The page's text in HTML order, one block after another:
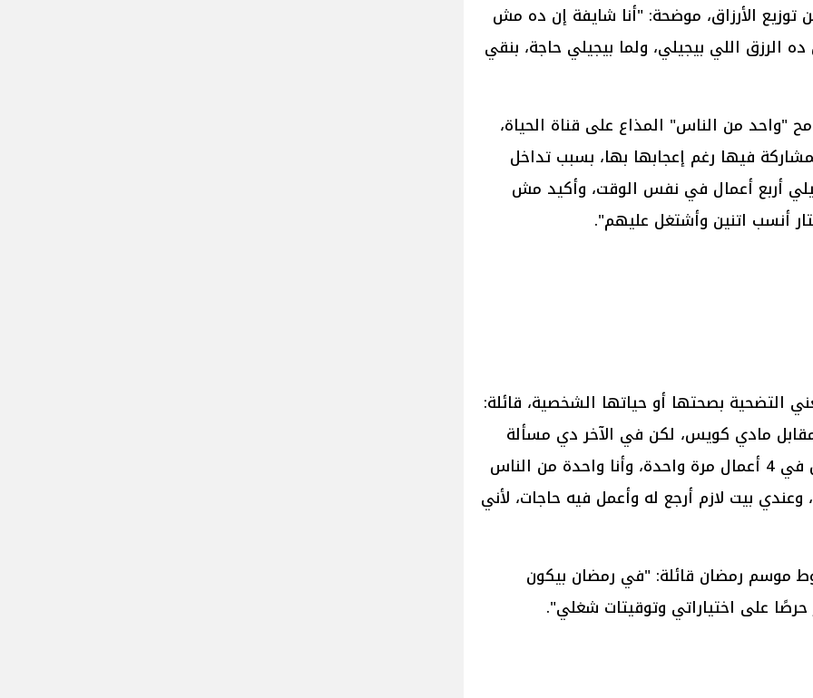
الأرزاق، موضحة: "أنا شايفة إن ده مش
الرزق اللي بيجيلي، ولما بيجيلي حاجة، بنقي
"واحد من الناس" المذاع على قناة الحياة،
فيها رغم إعجابها بها، بسبب تداخل
أربع أعمال في نفس الوقت، وأكيد مش
أنسب اتنين وأشتغل عليهم".
التضحية بصحتها أو حياتها الشخصية، قائلة:
مادي كويس، لكن في الآخر دي مسألة
التزام. مش كل الناس تقدر تشتغل في 4 أعمال مرة واحدة، وأنا واحدة من الناس
بيت لازم أرجع له وأعمل فيه حاجات، لأني
موسم رمضان قائلة: "في رمضان بيكون
على اختياراتي وتوقيتات شغلي".